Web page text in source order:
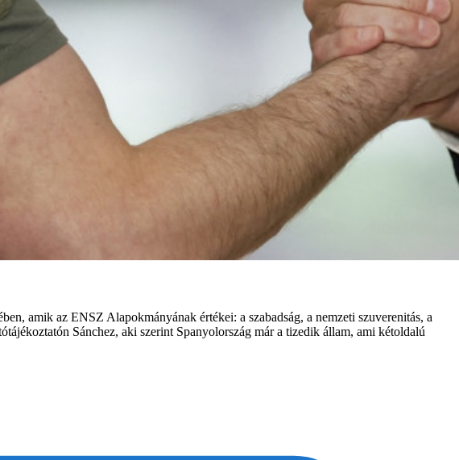
amik az ENSZ Alapokmányának értékei: a szabadság, a nemzeti szuverenitás, a
Sánchez, aki szerint Spanyolország már a tizedik állam, ami kétoldalú